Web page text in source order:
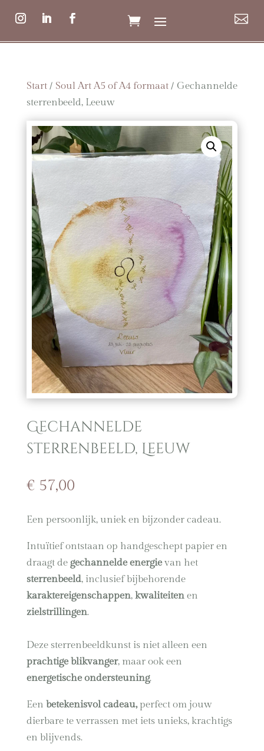

Start/ Soul Art A5 of A4 formaat/ Gechannelde
sterrenbeeld, Leeuw
Gechannelde
sterrenbeeld, Leeuw
€ 57,00
Een persoonlijk, uniek en bijzonder cadeau.
Intuïtief ontstaan op handgeschept papier en
draagt de gechannelde energievan het
sterrenbeeld, inclusief bijbehorende
karaktereigenschappen,kwaliteitenen
zielstrillingen.
Deze sterrenbeeldkunst is niet alleen een
prachtige blikvanger, maar ook een
energetische ondersteuning.
Een betekenisvol cadeau,perfect om jouw
dierbare te verrassen met iets unieks, krachtigs
en blijvends.